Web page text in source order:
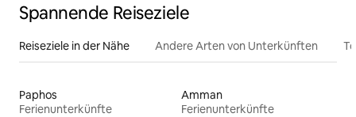
Spannende Reiseziele
Reiseziele in der Nähe Andere Arten von Unterkünften
Paphos
Ferienunterkünfte
Amman
Ferienunterkünfte